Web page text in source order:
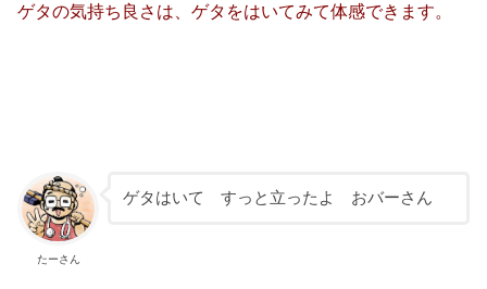
ゲタの気持ち良さは、ゲタをはいてみて体感できます。
たーさん
ゲタはいて すっと立ったよ おバーさん